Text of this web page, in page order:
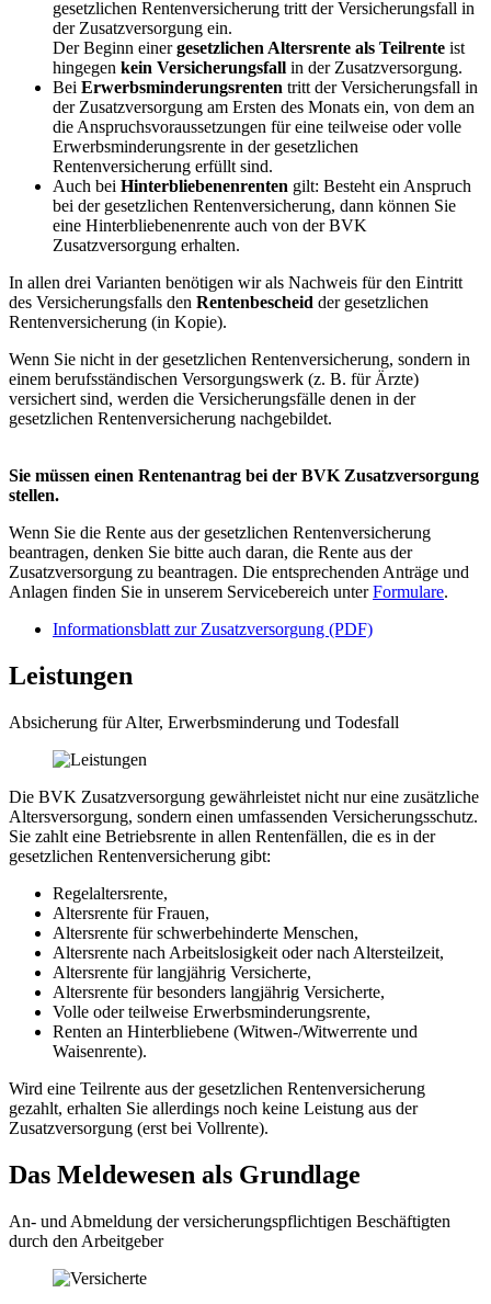
gesetzlichen Rentenversicherung tritt der Versicherungsfall in
der Zusatzversorgung ein.
Der Beginn einergesetzlichen Altersrente als Teilrente ist
hingegen kein Versicherungsfall in der Zusatzversorgung.
Bei Erwerbsminderungsrenten tritt der Versicherungsfall in
der Zusatzversorgung am Ersten des Monats ein, von dem an
die Anspruchsvoraussetzungen für eine teilweise oder volle
Erwerbsminderungsrente in der gesetzlichen
Rentenversicherung erfüllt sind.
Auch bei Hinterbliebenenrenten gilt: Besteht ein Anspruch
bei der gesetzlichen Rentenversicherung, dann können Sie
eine Hinterbliebenenrente auch von der BVK
Zusatzversorgung erhalten.
In allen drei Varianten benötigen wir als Nachweis für den Eintritt
des Versicherungsfalls den Rentenbescheid der gesetzlichen
Rentenversicherung (in Kopie).
Wenn Sie nicht in der gesetzlichen Rentenversicherung, sondern in
einem berufsständischen Versorgungswerk (z. B. für Ärzte)
versichert sind, werden die Versicherungsfälle denen in der
gesetzlichen Rentenversicherung nachgebildet.
Sie müssen einen Rentenantrag bei der BVK Zusatzversorgung
stellen.
Wenn Sie die Rente aus der gesetzlichen Rentenversicherung
beantragen, denken Sie bitte auch daran, die Rente aus der
Zusatzversorgung zu beantragen. Die entsprechenden Anträge und
Anlagen finden Sie in unserem Servicebereich unterFormulare.
Informationsblatt zur Zusatzversorgung (PDF)
Leistungen
Absicherung für Alter, Erwerbsminderung und Todesfall
Die BVK Zusatzversorgung gewährleistet nicht nur eine zusätzliche
Altersversorgung, sondern einen umfassenden Versicherungsschutz.
Sie zahlt eine Betriebsrente in allen Rentenfällen, die es in der
gesetzlichen Rentenversicherung gibt:
Regelaltersrente,
Altersrente für Frauen,
Altersrente für schwerbehinderte Menschen,
Altersrente nach Arbeitslosigkeit oder nach Altersteilzeit,
Altersrente für langjährig Versicherte,
Altersrente für besonders langjährig Versicherte,
Volle oder teilweise Erwerbsminderungsrente,
Renten an Hinterbliebene (Witwen-/Witwerrente und
Waisenrente).
Wird eine Teilrente aus der gesetzlichen Rentenversicherung
gezahlt, erhalten Sie allerdings noch keine Leistung aus der
Zusatzversorgung (erst bei Vollrente).
Das Meldewesen als Grundlage
An- und Abmeldung der versicherungspflichtigen Beschäftigten
durch den Arbeitgeber